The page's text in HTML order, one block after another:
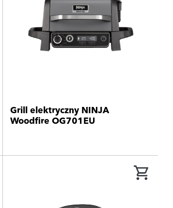
Grill elektryczny NINJA
Woodfire OG701EU